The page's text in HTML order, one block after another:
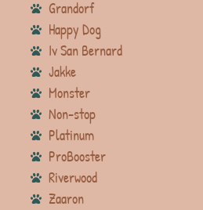
Grandorf
Happy Dog
Iv San Bernard
Jakke
Monster
Non-stop
Platinum
ProBooster
Riverwood
Zaaron